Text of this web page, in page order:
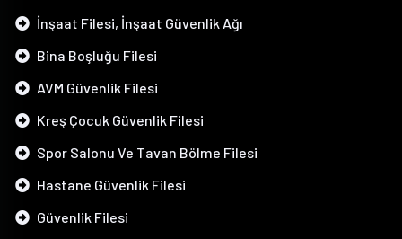
İnşaat Filesi, İnşaat Güvenlik Ağı
Bina Boşluğu Filesi
AVM Güvenlik Filesi
Kreş Çocuk Güvenlik Filesi
Spor Salonu Ve Tavan Bölme Filesi
Hastane Güvenlik Filesi
Güvenlik Filesi